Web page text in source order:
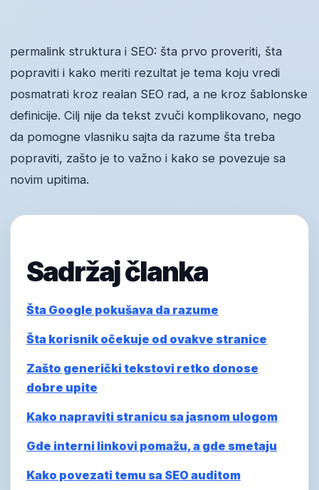
permalink struktura i SEO: šta prvo proveriti, šta
popraviti i kako meriti rezultat je tema koju vredi
posmatrati kroz realan SEO rad, a ne kroz šablonske
definicije. Cilj nije da tekst zvuči komplikovano, nego
da pomogne vlasniku sajta da razume šta treba
popraviti, zašto je to važno i kako se povezuje sa
novim upitima.
Sadržaj članka
Šta Google pokušava da razume
Šta korisnik očekuje od ovakve stranice
Zašto generički tekstovi retko donose
dobre upite
Kako napraviti stranicu sa jasnom ulogom
Gde interni linkovi pomažu, a gde smetaju
Kako povezati temu sa SEO auditom